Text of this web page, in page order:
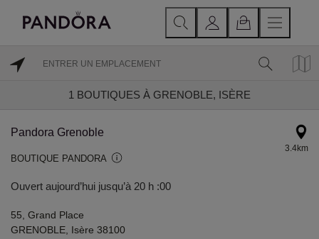
1 BOUTIQUES À GRENOBLE, ISÈRE
Pandora Grenoble
BOUTIQUE PANDORA
Ouvert aujourd’hui jusqu’à 20 h :00
3.4km
55, Grand Place
GRENOBLE, Isère 38100